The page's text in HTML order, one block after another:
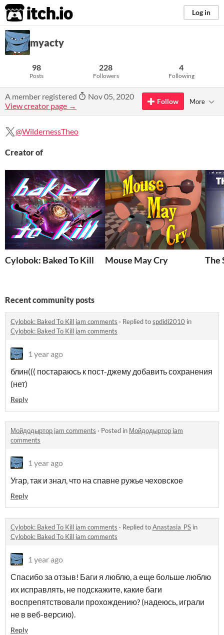
itch.io Log in
myacty
98
Posts
228
Followers
4
Following
A member registered
Nov 05, 2020
View creator page →
Follow More
@WildernessTheo
Creator of
Cylobok: Baked To Kill Mouse May Cry The
Recent community posts
Cylobok: Baked To Kill jam comments · Replied tospdidi2010 in
Cylobok: Baked To Kill jam comments
1 year ago
блин((( постараюсь к пост-джему добавить сохранения
(нет)
Reply
Мойдодыртор jam comments · Posted in Мойдодыртор jam
comments
1 year ago
Угар, так и знал, что на спавне ружье чеховское
Reply
Cylobok: Baked To Kill jam comments · Replied toAnastasia_PS in
Cylobok: Baked To Kill jam comments
1 year ago
Спасибо за отзыв! Баги я люблю, а еще больше люблю
их исправлять, не подскажите, какие баги
воспрепятствовали прохождению? (надеюсь, играли
не в веб-версию).
Reply